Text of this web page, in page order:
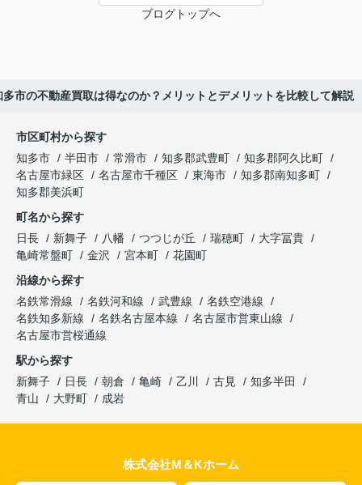
ブログトップへ
多市の不動産買取は得なのか？メリットとデメリットを比較して解説
市区町村から探す
知多市
半田市 常滑市 知多郡武豊町
知多郡阿久比町
名古屋市緑区
名古屋市千種区 東海市
知多郡南知多町
知多郡美浜町
町名から探す
日長
新舞子 八幡 つつじが丘 瑞穂町
大字冨貴
亀崎常盤町
金沢 宮本町
花園町
沿線から探す
名鉄常滑線
名鉄河和線 武豊線
名鉄空港線
名鉄知多新線
名鉄名古屋本線
名古屋市営東山線
名古屋市営桜通線
駅から探す
新舞子
日長 朝倉 亀崎 乙川 古見
知多半田
青山
大野町 成岩
株式会社M＆Kホーム